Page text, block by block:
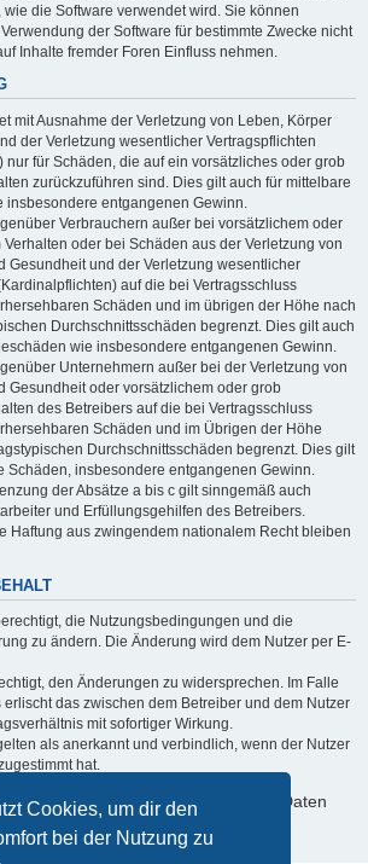
Cookies, um dir den
bei der Nutzung zu
wie die Software verwendet wird. Sie können
der Software für bestimmte Zwecke nicht
Inhalte fremder Foren Einfluss nehmen.
mit Ausnahme der Verletzung von Leben, Körper
der Verletzung wesentlicher Vertragspflichten
nur für Schäden, die auf ein vorsätzliches oder grob
zurückzuführen sind. Dies gilt auch für mittelbare
insbesondere entgangenen Gewinn.
Verbrauchern außer bei vorsätzlichem oder
oder bei Schäden aus der Verletzung von
Gesundheit und der Verletzung wesentlicher
auf die bei Vertragsschluss
Schäden und im übrigen der Höhe nach
Durchschnittsschäden begrenzt. Dies gilt auch
wie insbesondere entgangenen Gewinn.
Unternehmern außer bei der Verletzung von
Gesundheit oder vorsätzlichem oder grob
des Betreibers auf die bei Vertragsschluss
Schäden und im Übrigen der Höhe
Durchschnittsschäden begrenzt. Dies gilt
Schäden, insbesondere entgangenen Gewinn.
der Absätze a bis c gilt sinngemäß auch
und Erfüllungsgehilfen des Betreibers.
Haftung aus zwingendem nationalem Recht bleiben
die Nutzungsbedingungen und die
zu ändern. Die Änderung wird dem Nutzer per E-
den Änderungen zu widersprechen. Im Falle
das zwischen dem Betreiber und dem Nutzer
mit sofortiger Wirkung.
als anerkannt und verbindlich, wenn der Nutzer
hat.
Umgang mit deinen persönlichen Daten
enthalten.